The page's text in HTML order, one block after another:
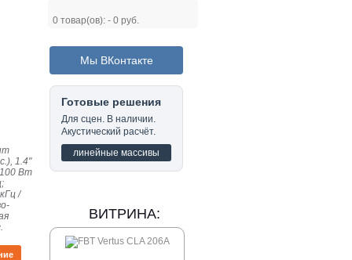
0 товар(ов): - 0 руб.
1.4"
Вт
/
Мы ВКонтакте
Готовые решения
Для сцен. В наличии.
Акустический расчёт.
линейные массивы
ВИТРИНА: